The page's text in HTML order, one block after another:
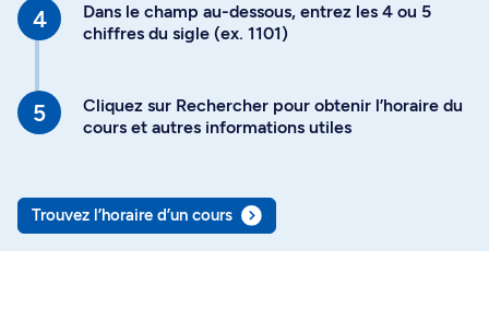
Dans le champ au-dessous, entrez les 4 ou 5
chiffres du sigle (ex. 1101)
Cliquez sur Rechercher pour obtenir l’horaire du
cours et autres informations utiles
Trouvez l’horaire d’un cours